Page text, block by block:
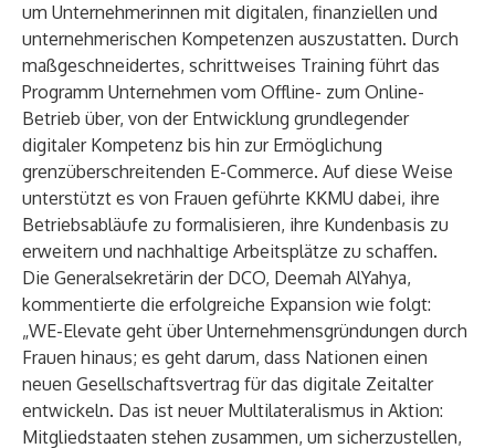
um Unternehmerinnen mit digitalen, finanziellen und
unternehmerischen Kompetenzen auszustatten. Durch
maßgeschneidertes, schrittweises Training führt das
Programm Unternehmen vom Offline- zum Online-
Betrieb über, von der Entwicklung grundlegender
digitaler Kompetenz bis hin zur Ermöglichung
grenzüberschreitenden E-Commerce. Auf diese Weise
unterstützt es von Frauen geführte KKMU dabei, ihre
Betriebsabläufe zu formalisieren, ihre Kundenbasis zu
erweitern und nachhaltige Arbeitsplätze zu schaffen.
Die Generalsekretärin der DCO, Deemah AlYahya,
kommentierte die erfolgreiche Expansion wie folgt:
„WE-Elevate geht über Unternehmensgründungen durch
Frauen hinaus; es geht darum, dass Nationen einen
neuen Gesellschaftsvertrag für das digitale Zeitalter
entwickeln. Das ist neuer Multilateralismus in Aktion:
Mitgliedstaaten stehen zusammen, um sicherzustellen,